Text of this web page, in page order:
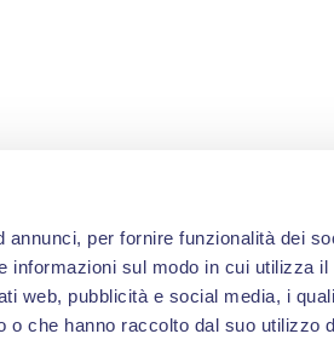
per fornire funzionalità dei
informazioni sul modo in cui utilizza il
web, pubblicità e social media, i
che hanno raccolto dal suo utilizzo